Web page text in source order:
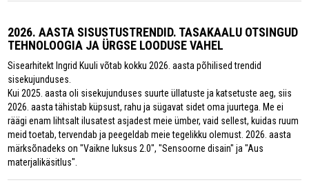
2026. AASTA SISUSTUSTRENDID. TASAKAALU OTSINGUD
TEHNOLOOGIA JA ÜRGSE LOODUSE VAHEL
Sisearhitekt Ingrid Kuuli võtab kokku 2026. aasta põhilised trendid
sisekujunduses.
Kui 2025. aasta oli sisekujunduses suurte üllatuste ja katsetuste aeg, siis
2026. aasta tähistab küpsust, rahu ja sügavat sidet oma juurtega. Me ei
räägi enam lihtsalt ilusatest asjadest meie ümber, vaid sellest, kuidas ruum
meid toetab, tervendab ja peegeldab meie tegelikku olemust. 2026. aasta
märksõnadeks on "Vaikne luksus 2.0", "Sensoorne disain" ja "Aus
materjalikäsitlus".